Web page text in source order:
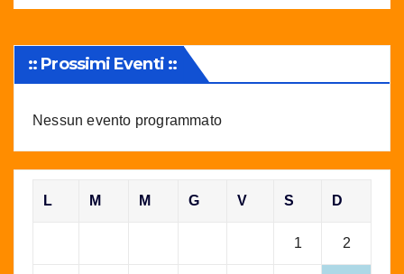
:: Prossimi Eventi ::
Nessun evento programmato
L M M G V S D
1 2